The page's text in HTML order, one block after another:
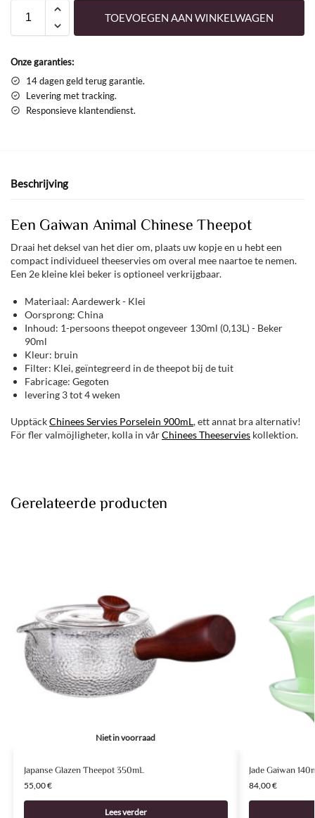
TOEVOEGEN AAN WINKELWAGEN
Onze garanties:
14 dagen geld terug garantie.
Levering met tracking.
Responsieve klantendienst.
Beschrijving
Een Gaiwan Animal Chinese Theepot
Draai het deksel van het dier om, plaats uw kopje en u hebt een
compact individueel theeservies om overal mee naartoe te nemen.
Een 2e kleine klei beker is optioneel verkrijgbaar.
Materiaal: Aardewerk - Klei
Oorsprong: China
Inhoud: 1-persoons theepot ongeveer 130ml (0,13L) - Beker
90ml
Kleur: bruin
Filter: Klei, geïntegreerd in de theepot bij de tuit
Fabricage: Gegoten
levering 3 tot 4 weken
UpptäckChinees Servies Porselein 900mL, ett annat bra alternativ!
För fler valmöjligheter, kolla in vårChinees Theeservies kollektion.
Gerelateerde producten
Niet in voorraad
Japanse Glazen Theepot 350mL
55,00€
Lees verder
Jade Gaiwan
84,00€